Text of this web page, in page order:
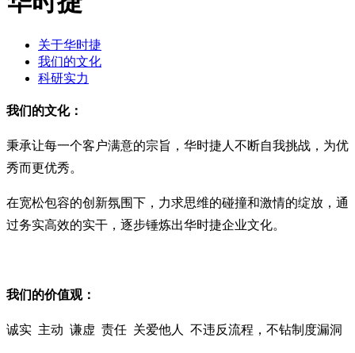
关于华时捷
我们的文化
科研实力
我们的文化：
秉承让每一个客户满意的宗旨，华时捷人不断自我挑战，为优
秀而更优秀。
在宽松包容的创新氛围下，力求思维的碰撞和激情的绽放，通
过务实高效的实干，逐步锤炼出华时捷企业文化。
我们的价值观：
诚实 主动 谦虚 责任 关爱他人 不违反流程，不钻制度漏洞